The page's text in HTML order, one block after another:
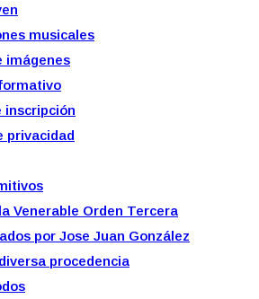
musicales
imágenes
inscripción
privacidad
Venerable Orden Tercera
por Jose Juan González
procedencia